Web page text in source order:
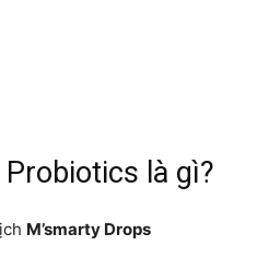
là gì?
M’smarty Drops